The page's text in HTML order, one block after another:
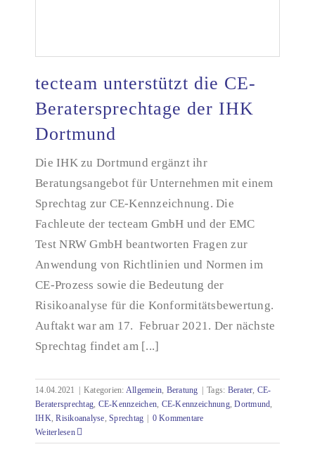
tecteam unterstützt die CE-Beratersprechtage der
tecteam unterstützt die CE-
Beratersprechtage der IHK
Dortmund
Die IHK zu Dortmund ergänzt ihr
Beratungsangebot für Unternehmen mit einem
Sprechtag zur CE-Kennzeichnung. Die
Fachleute der tecteam GmbH und der EMC
Test NRW GmbH beantworten Fragen zur
Anwendung von Richtlinien und Normen im
CE-Prozess sowie die Bedeutung der
Risikoanalyse für die Konformitätsbewertung.
Auftakt war am 17. Februar 2021. Der nächste
Sprechtag findet am [...]
14.04.2021 Kategorien: Allgemein, Beratung Tags: Berater, CE-
Beratersprechtag, CE-Kennzeichen, CE-Kennzeichnung,Dortmund,
IHK,Risikoanalyse,Sprechtag
0 Kommentare
Weiterlesen